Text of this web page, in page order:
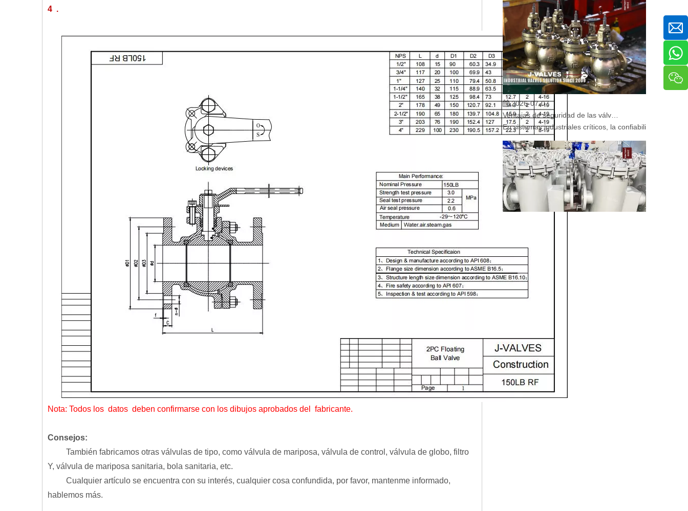
4 .
Nota: Todos los datos deben confirmarse con los dibujos aprobados del fabricante.
Consejos:
También fabricamos otras válvulas de tipo, como válvula de mariposa, válvula de control, válvula de globo, filtro
Y, válvula de mariposa sanitaria, bola sanitaria, etc.
Cualquier artículo se encuentra con su interés, cualquier cosa confundida, por favor, mantenme informado,
hablemos más.
2026-07-07
En sistemas industriales críticos, la confiabilidad de las
2026-07-06
2026-07-06